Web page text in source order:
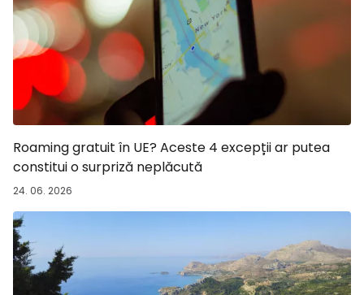
Roaming gratuit în UE? Aceste 4 excepții ar putea
constitui o surpriză neplăcută
24. 06. 2026